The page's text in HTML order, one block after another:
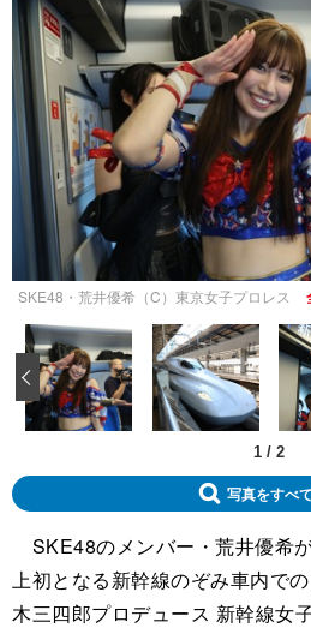
SKE48・荒井優希（C）東京女子プロレス
1 / 2
‹
写真をすべ
SKE48のメンバー・荒井優希
上初となる新幹線のぞみ車内で
木三四郎プロデュース 新幹線女